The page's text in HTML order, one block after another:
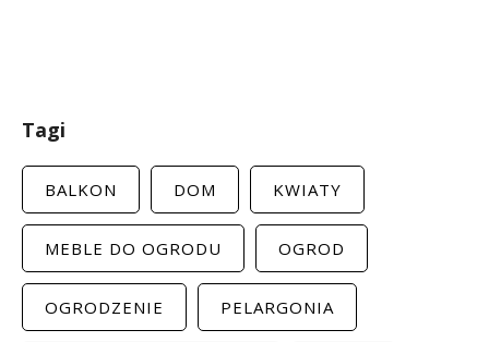
Tagi
BALKON DOM KWIATY
MEBLE DO OGRODU OGROD
OGRODZENIE PELARGONIA